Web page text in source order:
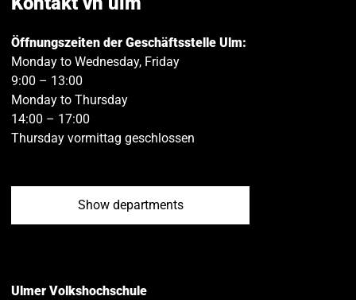
Öffnungszeiten der Geschäftsstelle Ulm:
Monday to Wednesday, Friday
9:00 – 13:00
Monday to Thursday
14:00 – 17:00
Thursday vormittag geschlossen
Show departments
Ulmer Volkshochschule